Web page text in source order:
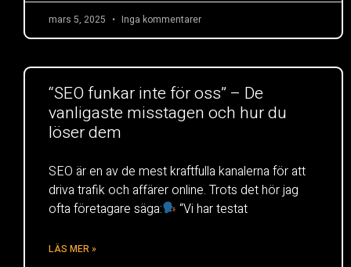
mars 5, 2025 Inga kommentarer
“SEO funkar inte för oss” – De
vanligaste misstagen och hur du
löser dem
SEO är en av de mest kraftfulla kanalerna för att
driva trafik och affärer online. Trots det hör jag
ofta företagare säga:
“Vi har testat
LÄS MER »